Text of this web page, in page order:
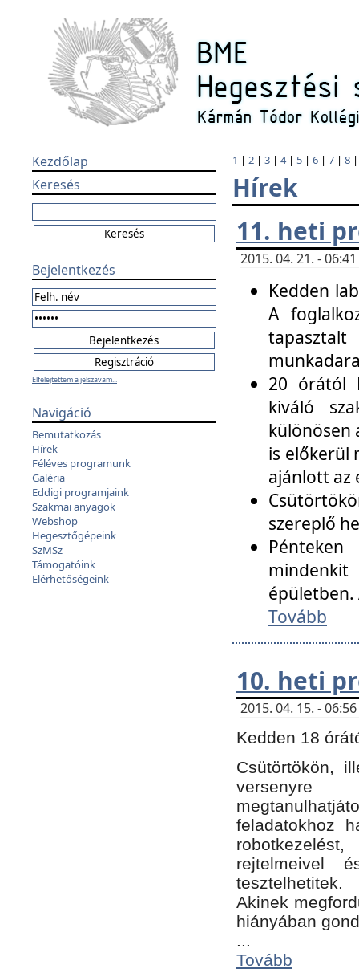
Kezdőlap
Keresés
Bejelentkezés
Elfelejtettem a jelszavam...
Navigáció
Bemutatkozás
Hírek
Féléves programunk
Galéria
Eddigi programjaink
Szakmai anyagok
Webshop
Hegesztőgépeink
SzMSz
Támogatóink
Elérhetőségeink
1 | 2 | 3 | 4| 5 | 6 | 7 | 8
Hírek
11. heti
2015. 04. 21. -
Kedden
A
20 órától
kiváló
különösen
is előkerül
ajánlott az
szereplő
épületben.
Tovább
10. heti
2015. 04. 15. -
Kedden 18
Csütörtökön,
versenyre
feladatokhoz
rejtelmeivel
tesztelhetitek.
Akinek
hiányában
...
Tovább